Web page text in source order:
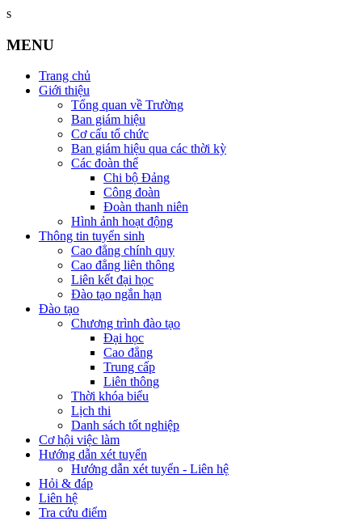
s
MENU
Trang chủ
Giới thiệu
Tổng quan về Trường
Ban giám hiệu
Cơ cấu tổ chức
Ban giám hiệu qua các thời kỳ
Các đoàn thể
Chi bộ Đảng
Công đoàn
Đoàn thanh niên
Hình ảnh hoạt động
Thông tin tuyển sinh
Cao đẳng chính quy
Cao đẳng liên thông
Liên kết đại học
Đào tạo ngắn hạn
Đào tạo
Chương trình đào tạo
Đại học
Cao đẳng
Trung cấp
Liên thông
Thời khóa biểu
Lịch thi
Danh sách tốt nghiệp
Cơ hội việc làm
Hướng dẫn xét tuyển
Hướng dẫn xét tuyển - Liên hệ
Hỏi & đáp
Liên hệ
Tra cứu điểm